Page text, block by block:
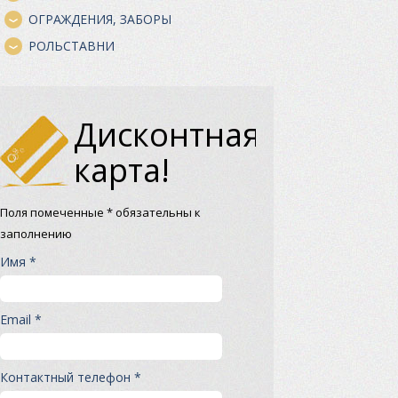
ОГРАЖДЕНИЯ, ЗАБОРЫ
РОЛЬСТАВНИ
Дисконтная
карта!
Поля помеченные * обязательны к
заполнению
Имя *
Email *
Контактный телефон *